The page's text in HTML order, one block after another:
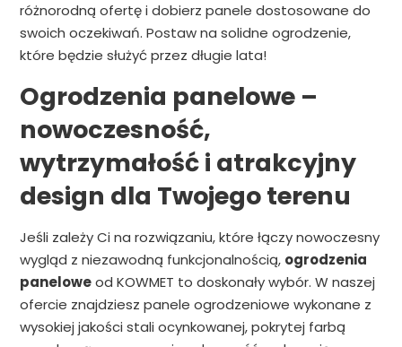
różnorodną ofertę i dobierz panele dostosowane do
swoich oczekiwań. Postaw na solidne ogrodzenie,
które będzie służyć przez długie lata!
Ogrodzenia panelowe –
nowoczesność,
wytrzymałość i atrakcyjny
design dla Twojego terenu
Jeśli zależy Ci na rozwiązaniu, które łączy nowoczesny
wygląd z niezawodną funkcjonalnością, ogrodzenia
paneloweod KOWMET to doskonały wybór. W naszej
ofercie znajdziesz panele ogrodzeniowe wykonane z
wysokiej jakości stali ocynkowanej, pokrytej farbą